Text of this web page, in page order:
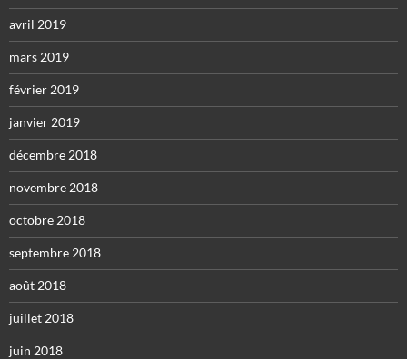
avril 2019
mars 2019
février 2019
janvier 2019
décembre 2018
novembre 2018
octobre 2018
septembre 2018
août 2018
juillet 2018
juin 2018